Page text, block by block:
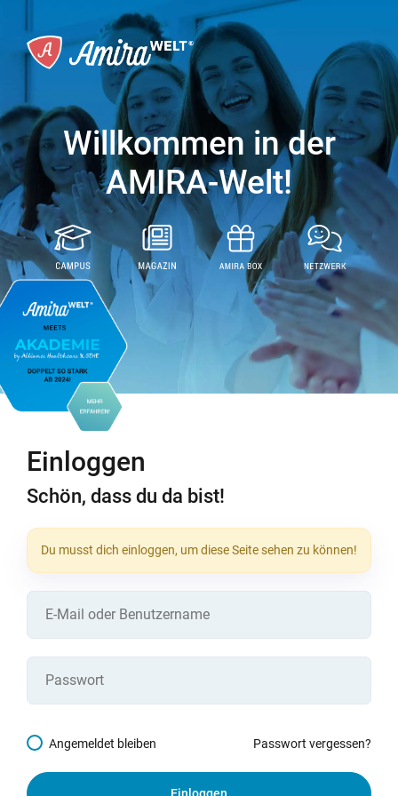
Willkommen in der
AMIRA-Welt!
Einloggen
Schön, dass du da bist!
Du musst dich einloggen, um diese Seite sehen zu können!
Angemeldet bleiben Passwort vergessen?
Einloggen